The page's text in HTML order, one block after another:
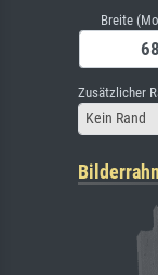
Breite
Zusätzlicher
Kein Rand